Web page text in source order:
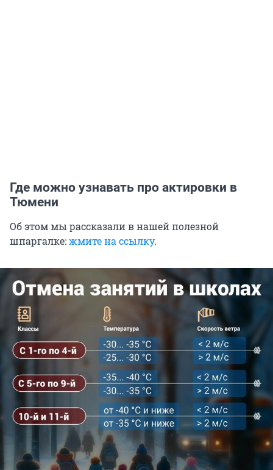
Где можно узнавать про актировки в
Тюмени
Об этом мы рассказали в нашей полезной
шпаргалке:жмите на ссылку.